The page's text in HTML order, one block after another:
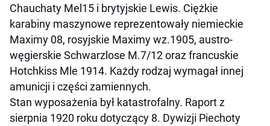
Chauchaty Mel15 i brytyjskie Lewis. Ciężkie
karabiny maszynowe reprezentowały niemieckie
Maximy 08, rosyjskie Maximy wz.1905, austro-
węgierskie Schwarzlose M.7/12 oraz francuskie
Hotchkiss Mle 1914. Każdy rodzaj wymagał innej
amunicji i części zamiennych.
Stan wyposażenia był katastrofalny. Raport z
sierpnia 1920 roku dotyczący 8. Dywizji Piechoty